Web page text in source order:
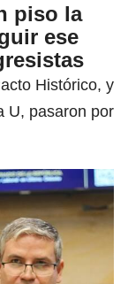
piso la
ese
Histórico, y
U, pasaron por